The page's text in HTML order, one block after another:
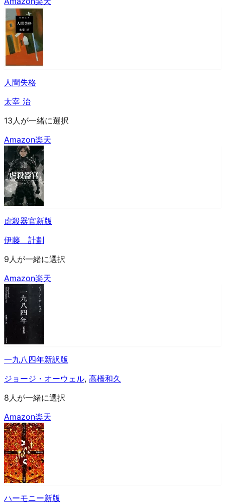
人間失格
太宰 治
13人が一緒に選択
Amazon楽天
虐殺器官新版
伊藤 計劃
9人が一緒に選択
Amazon楽天
一九八四年新訳版
ジョージ・オーウェル, 高橋和久
8人が一緒に選択
Amazon楽天
ハーモニー新版